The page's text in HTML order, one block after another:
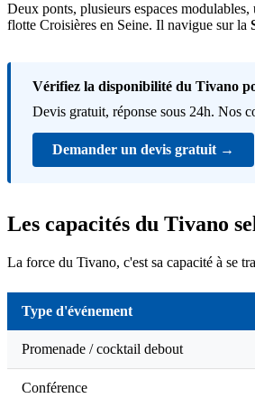
Deux ponts, plusieurs espaces
flotte Croisières en Seine. Il navigue sur la
Vérifiez la disponibilité du Tivano
Devis gratuit, réponse sous 24h. Nos
Demander un devis gratuit →
Les capacités du Tivano
La force du Tivano, c'est sa capacité à se
Type d'événement
Promenade / cocktail debout
Conférence